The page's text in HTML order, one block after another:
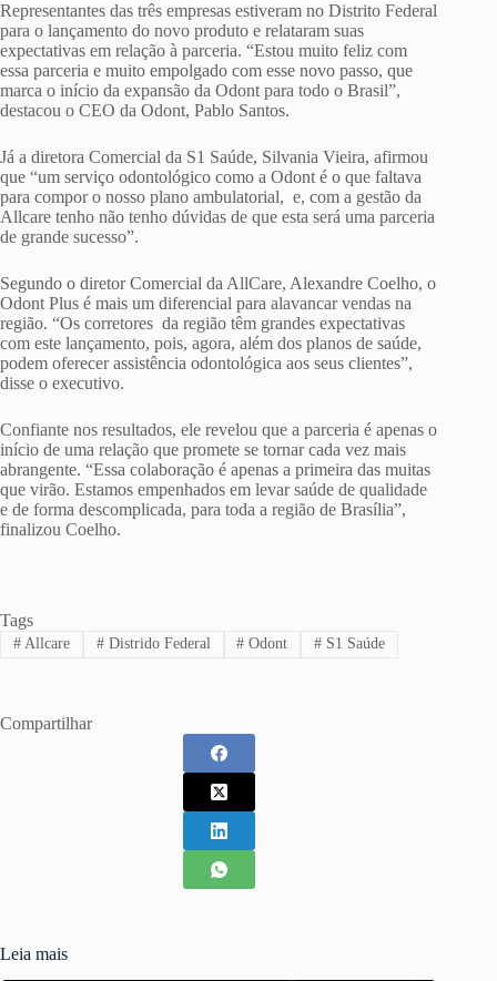
Representantes das três empresas estiveram no Distrito Federal
para o lançamento do novo produto e relataram suas
expectativas em relação à parceria. “Estou muito feliz com
essa parceria e muito empolgado com esse novo passo, que
marca o início da expansão da Odont para todo o Brasil”,
destacou o CEO da Odont, Pablo Santos.
Já a diretora Comercial da S1 Saúde, Silvania Vieira, afirmou
que “um serviço odontológico como a Odont é o que faltava
para compor o nosso plano ambulatorial, e, com a gestão da
Allcare tenho não tenho dúvidas de que esta será uma parceria
de grande sucesso”.
Segundo o diretor Comercial da AllCare, Alexandre Coelho, o
Odont Plus é mais um diferencial para alavancar vendas na
região. “Os corretores da região têm grandes expectativas
com este lançamento, pois, agora, além dos planos de saúde,
podem oferecer assistência odontológica aos seus clientes”,
disse o executivo.
Confiante nos resultados, ele revelou que a parceria é apenas o
início de uma relação que promete se tornar cada vez mais
abrangente. “Essa colaboração é apenas a primeira das muitas
que virão. Estamos empenhados em levar saúde de qualidade
e de forma descomplicada, para toda a região de Brasília”,
finalizou Coelho.
Tags
#Allcare #Distrido Federal # Odont # S1 Saúde
Compartilhar
Leia mais